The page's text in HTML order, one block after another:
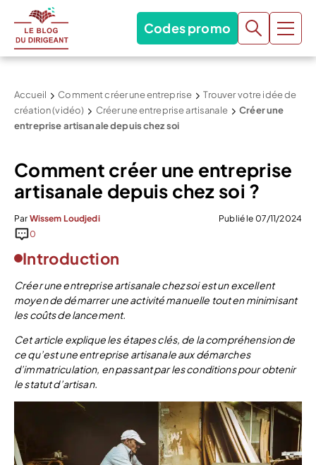
Codes promo
Accueil Comment créer une entreprise
Trouver votre idée de
création (vidéo)
Créer une entreprise artisanale
Créer une
entreprise artisanale depuis chez soi
Comment créer une entreprise
artisanale depuis chez soi ?
Par Wissem Loudjedi
Publié le 07/11/2024
0
Introduction
Créer une entreprise artisanale chez soi est un excellent
moyen de démarrer une activité manuelle tout en minimisant
les coûts de lancement.
Cet article explique les étapes clés, de la compréhension de
ce qu’est une entreprise artisanale aux démarches
d’immatriculation, en passant par les conditions pour obtenir
le statut d’artisan.